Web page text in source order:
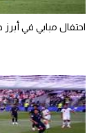
احتفال مبابي في